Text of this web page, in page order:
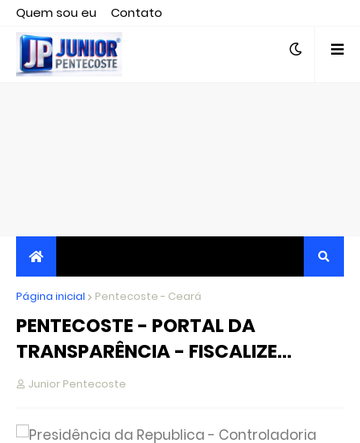
Quem sou eu
Contato
Editor responsável, jornalista Clovis Almeida.
JORNALISMO INDEPENDENTE, TRANSPARENTE E
CRÍTICO
Página inicial Pentecoste - Ceará
PENTECOSTE - PORTAL DA
TRANSPARÊNCIA - FISCALIZE...
Junior Pentecoste